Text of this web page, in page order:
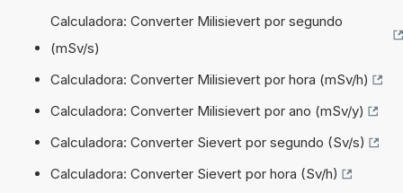
Calculadora: Converter Milisievert por segundo
(mSv/s)
Calculadora: Converter Milisievert por hora (mSv/h)
Calculadora: Converter Milisievert por ano (mSv/y)
Calculadora: Converter Sievert por segundo (Sv/s)
Calculadora: Converter Sievert por hora (Sv/h)